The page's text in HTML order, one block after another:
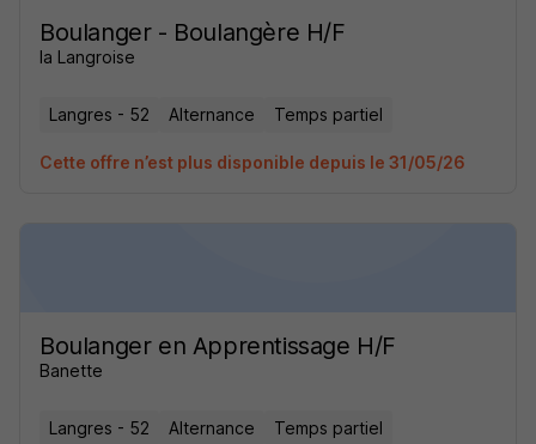
Boulanger - Boulangère H/F
la Langroise
Langres - 52 Alternance Temps partiel
Cette offre n’est plus disponible depuis le 31/05/26
Boulanger en Apprentissage H/F
Banette
Langres - 52 Alternance Temps partiel